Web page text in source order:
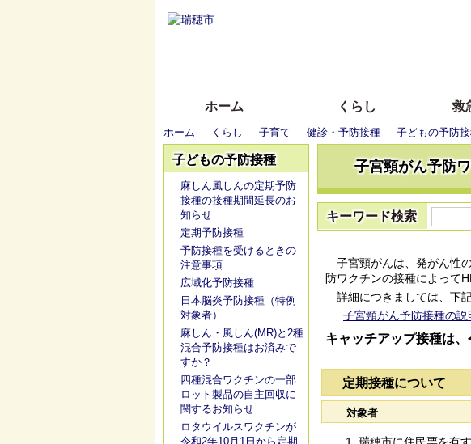
ホーム くらし 救
ホーム くらし 子育て 健診・予防接種 子どもの予防
子どもの予防接種
麻しん風しんの定期予防
接種の接種期間延長のお
知らせ
定期予防接種
予防接種を受けるときの
注意事項
広域化予防接種
日本脳炎予防接種（特例
対象者）
麻しん・風しん(MR)と2種
混合予防接種はお済みで
すか？
四種混合ワクチンの一部
ロット製品の自主回収に
関するお知らせ
ロタウイルスワクチンが
令和2年10月1日から定期
子宮頸がん予防
キーワード検索
子宮頸がんは、発がん性
防ワクチンの接種によって
詳細につきましては、下記
子宮頸がん予防接種の
キャッチアップ接種は
定期接種について
対象者